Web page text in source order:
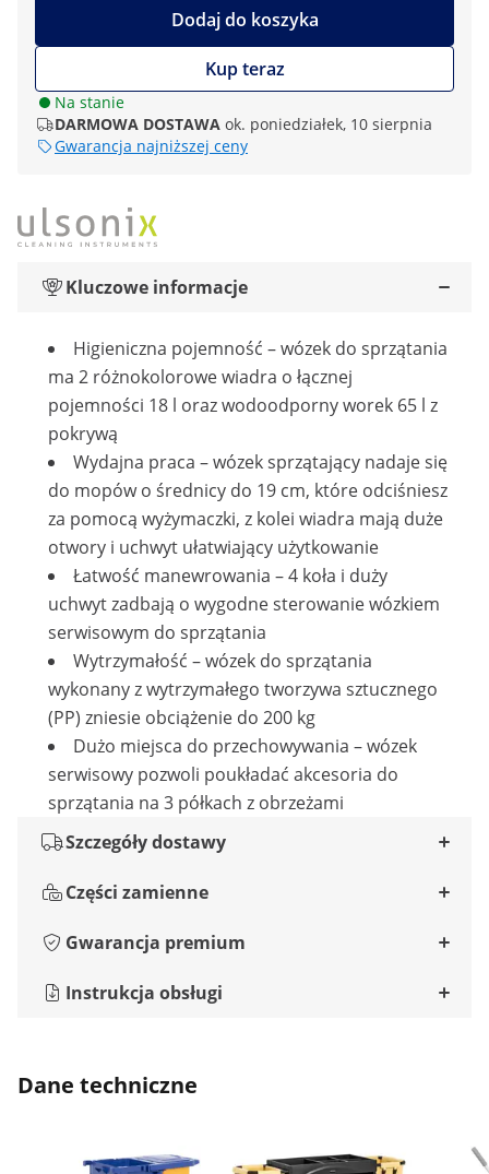
Dodaj do koszyka
Kup teraz
Na stanie
DARMOWA DOSTAWA ok. poniedziałek, 10 sierpnia
Gwarancja najniższej ceny
Kluczowe informacje
Higieniczna pojemność – wózek do sprzątania
ma 2 różnokolorowe wiadra o łącznej
pojemności 18 l oraz wodoodporny worek 65 l z
pokrywą
Wydajna praca – wózek sprzątający nadaje się
do mopów o średnicy do 19 cm, które odciśniesz
za pomocą wyżymaczki, z kolei wiadra mają duże
otwory i uchwyt ułatwiający użytkowanie
Łatwość manewrowania – 4 koła i duży
uchwyt zadbają o wygodne sterowanie wózkiem
serwisowym do sprzątania
Wytrzymałość – wózek do sprzątania
wykonany z wytrzymałego tworzywa sztucznego
(PP) zniesie obciążenie do 200 kg
Dużo miejsca do przechowywania – wózek
serwisowy pozwoli poukładać akcesoria do
sprzątania na 3 półkach z obrzeżami
Szczegóły dostawy
Części zamienne
Gwarancja premium
Instrukcja obsługi
Dane techniczne